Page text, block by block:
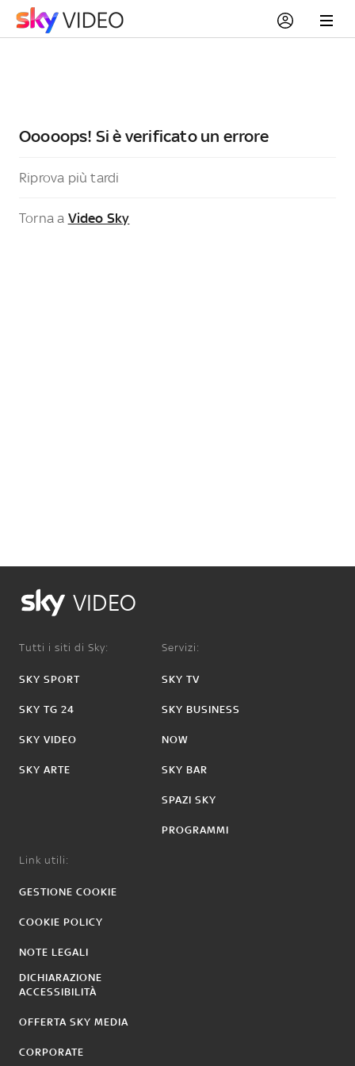
Ooooops! Si è verificato un errore
Riprova più tardi
Torna a Video Sky
VIDEO
Tutti i siti di Sky:
SKY SPORT
SKY TG 24
SKY VIDEO
SKY ARTE
Servizi:
SKY TV
SKY BUSINESS
NOW
SKY BAR
SPAZI SKY
PROGRAMMI
Link utili:
GESTIONE COOKIE
COOKIE POLICY
NOTE LEGALI
DICHIARAZIONE
ACCESSIBILITÀ
OFFERTA SKY MEDIA
CORPORATE